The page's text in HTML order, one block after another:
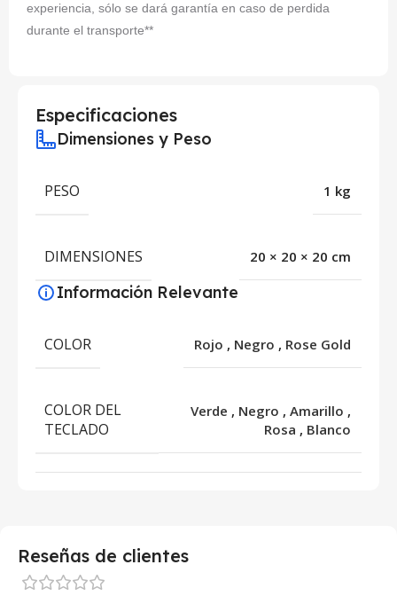
experiencia, sólo se dará garantía en caso de perdida
durante el transporte**
Especificaciones
Dimensiones y Peso
PESO 1 kg
DIMENSIONES 20 × 20 × 20 cm
Información Relevante
COLOR Rojo , Negro , Rose Gold
COLOR DEL
TECLADO
Verde , Negro , Amarillo ,
Rosa , Blanco
Reseñas de clientes